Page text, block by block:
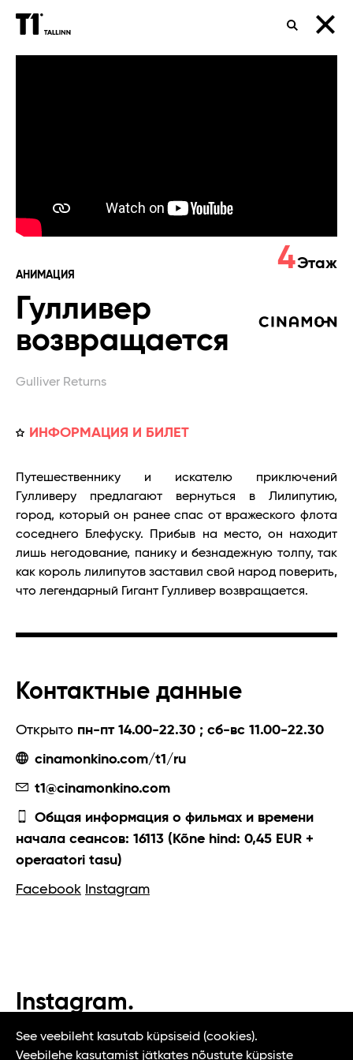
ПОИСК
АНИМАЦИЯ
Гулливер
возвращается
Gulliver Returns
ИНФОРМАЦИЯ И БИЛЕТ
4Этаж
Путешественнику и искателю приключений
Гулливеру предлагают вернуться в Лилипутию,
город, который он ранее спас от вражеского флота
соседнего Блефуску. Прибыв на место, он находит
лишь негодование, панику и безнадежную толпу, так
как король лилипутов заставил свой народ поверить,
что легендарный Гигант Гулливер возвращается.
Контактные данные
Открыто пн-пт 14.00-22.30 ; сб-вс 11.00-22.30
cinamonkino.com/t1/ru
t1@cinamonkino.com
Общая информация о фильмах и времени
начала сеансов: 16113 (Kõne hind: 0,45 EUR +
operaatori tasu)
Facebook Instagram
Instagram.
#t1tallinn #tasteoftallinn
See veebileht kasutab küpsiseid (cookies).
Veebilehe kasutamist jätkates nõustute küpsiste